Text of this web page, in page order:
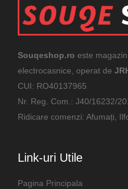
Souqeshop.ro este
electrocasnice, operat de
CUI: RO40137965
Nr. Reg. Com.: J40/16232/
Ridicare comenzi: Afumați,
Link-uri Utile
Pagina Principala